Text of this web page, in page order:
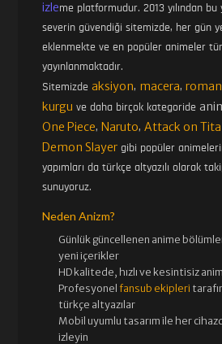
izleme platformudur. 2013 yılından
severin güvendiği sitemizde, her gün
eklenmekte ve en popüler animeler
yayınlanmaktadır.
Sitemizdeaksiyon, macera,
kurgu ve daha birçok kategoride
One Piece, Naruto,Attack on
Demon Slayer gibi popüler
yapımları da türkçe altyazılı olarak
sunuyoruz.
Neden Anizm?
Günlük güncellenen anime
yeni içerikler
HD kalitede, hızlı ve kesintisiz
Profesyonelfansub ekipleri
türkçe altyazılar
Mobil uyumlu tasarım ile her
izleyin